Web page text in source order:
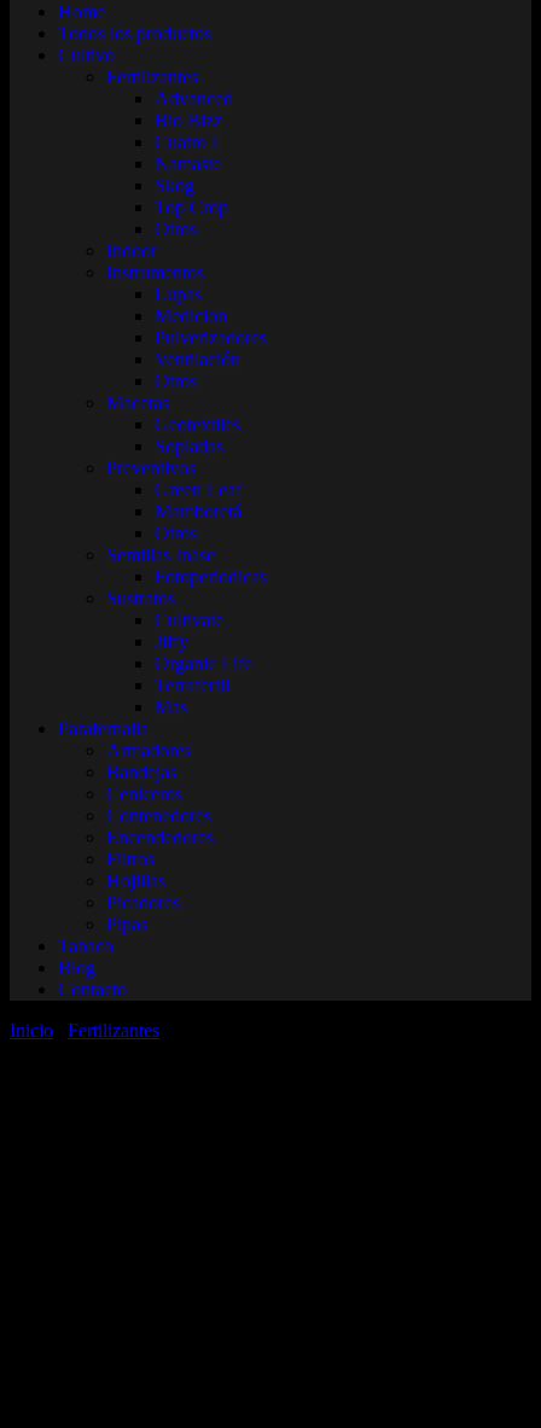
Home
Todos los productos
Cultivo
Fertilizantes
Advanced
Bio Bizz
Cuatro L
Namaste
Skog
Top Crop
Otros
Indoor
Instrumentos
Lupas
Medicion
Pulverizadores
Ventilación
Otros
Macetas
Geotextiles
Sopladas
Preventivos
Green Leaf
Mamboretá
Otros
Semillas Inase
Fotoperiodicas
Sustratos
Cultivate
Jiffy
Organic Life
Terrafertil
Mas
Parafernalia
Armadores
Bandejas
Ceniceros
Contenedores
Encendedores
Filtros
Hojillas
Picadores
Pipas
Tabaco
Blog
Contacto
Inicio
Fertilizantes